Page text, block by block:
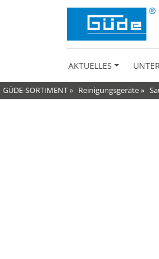
AKTUELLES
GÜDE-SORTIMENT» Reinigungsgeräte»